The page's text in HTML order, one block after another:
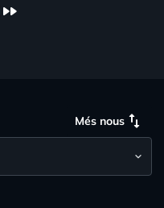
fast_forward
Més nous swap_vert